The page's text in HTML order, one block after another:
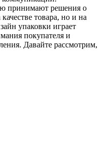
принимают решения о
товара, но и на
упаковки играет
покупателя и
Давайте рассмотрим,